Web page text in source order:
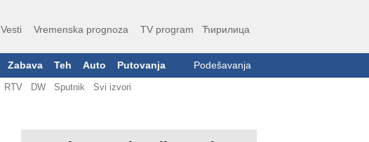
Vesti Vremenska prognoza TV program Ћирилица
Zabava Teh Auto Putovanja Podešavanja
RTV DW Sputnik Svi izvori